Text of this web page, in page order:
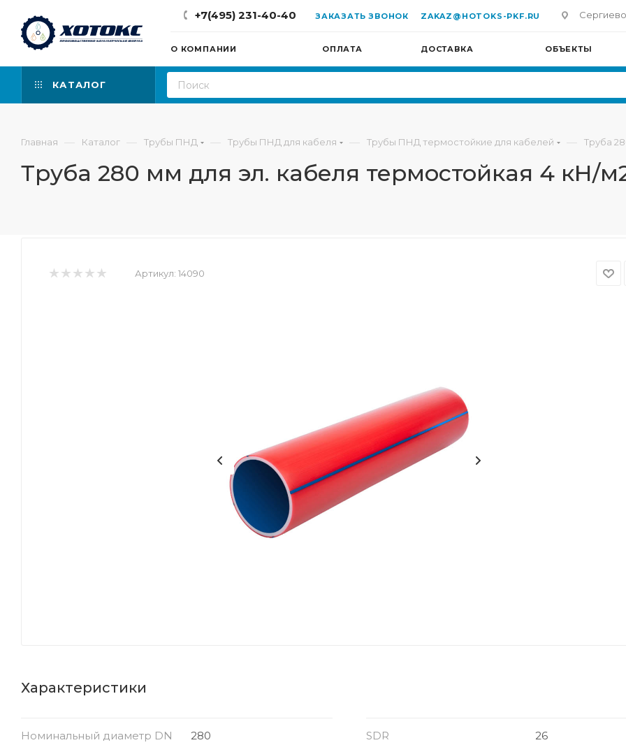
+7(495) 231-40-40 ЗАКАЗАТЬ ЗВОНОК ZAKAZ@HOTOKS-PKF.RU
О КОМПАНИИ ОПЛАТА ДОСТАВКА ОБЪЕКТЫ
КАТАЛОГ
Главная — Каталог — Трубы ПНД — Трубы ПНД для кабеля — Трубы ПНД термостойкие для кабелей — Труба
Труба 280 мм для эл. кабеля термостойкая 4 кН/
Артикул: 14090
Характеристики
Номинальный диаметр DN
280 SDR 26